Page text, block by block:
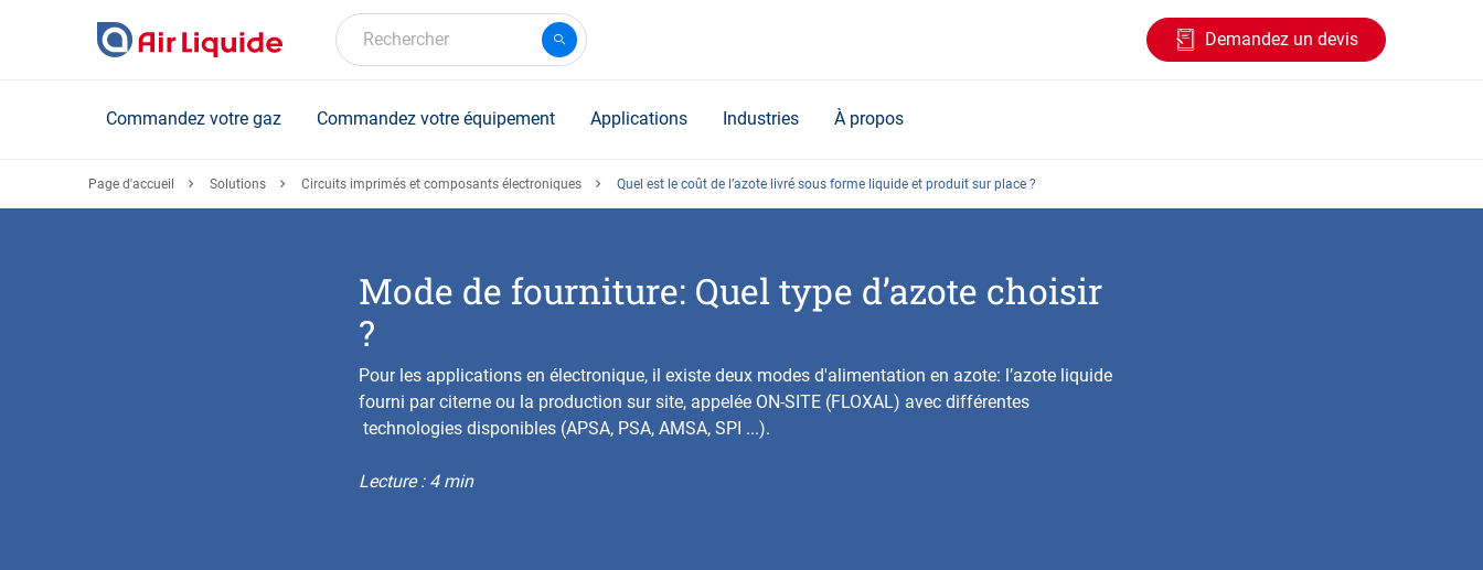
Rechercher Demandez un devis
Commandez votre gaz Commandez votre équipement Applications Industries À propos
Page d'accueil Solutions Circuits imprimés et composants électroniques Quel est le coût de l’azote livré sous forme liquide et produit sur place ?
Mode de fourniture: Quel type d’azote choisir
?
Pour les applications en électronique, il existe deux modes d'alimentation en azote: l’azote liquide
fourni par citerne ou la production sur site, appelée ON-SITE (FLOXAL) avec différentes
technologies disponibles (APSA, PSA, AMSA, SPI ...).
Lecture : 4 min